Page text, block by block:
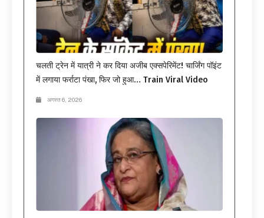
चलती ट्रेन में यात्री ने कर दिया अजीब एक्सपेरिमेंट! चार्जिंग पॉइंट
में लगाया फर्राटा पंखा, फिर जो हुआ… Train Viral Video
अगस्त 6, 2026